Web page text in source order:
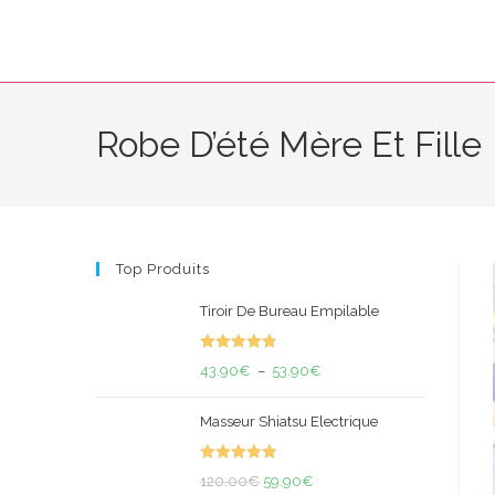
Robe D’été Mère Et Fille
Top Produits
Tiroir De Bureau Empilable
43.90€ – 53.90€
prix :
Masseur Shiatsu Electrique
120.00€ Le
59.90€